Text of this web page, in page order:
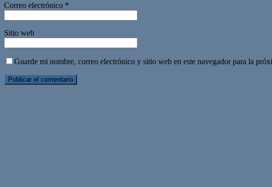
Correo electrónico *
Sitio web
Guarde mi nombre, correo electrónico y sitio web en este navegador para la